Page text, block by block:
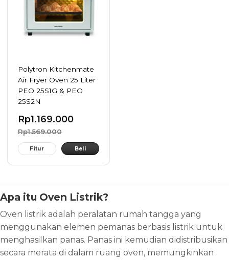
Polytron Kitchenmate
Air Fryer Oven 25 Liter
PEO 25S1G & PEO
25S2N
Rp1.169.000
Rp1.569.000
Fitur Beli
Apa itu Oven Listrik?
Oven listrik adalah peralatan rumah tangga yang
menggunakan elemen pemanas berbasis listrik untuk
menghasilkan panas. Panas ini kemudian didistribusikan
secara merata di dalam ruang oven, memungkinkan